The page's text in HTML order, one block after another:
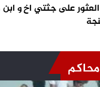
العثور على جثتي اخ و